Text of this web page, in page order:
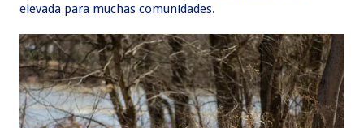
elevada para muchas comunidades.